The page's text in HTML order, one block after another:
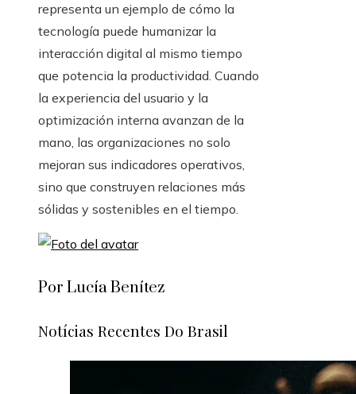
representa un ejemplo de cómo la
tecnología puede humanizar la
interacción digital al mismo tiempo
que potencia la productividad. Cuando
la experiencia del usuario y la
optimización interna avanzan de la
mano, las organizaciones no solo
mejoran sus indicadores operativos,
sino que construyen relaciones más
sólidas y sostenibles en el tiempo.
Por Lucía Benítez
Notícias Recentes Do Brasil